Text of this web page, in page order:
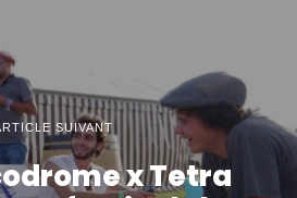
SUIVANT
x Tetra